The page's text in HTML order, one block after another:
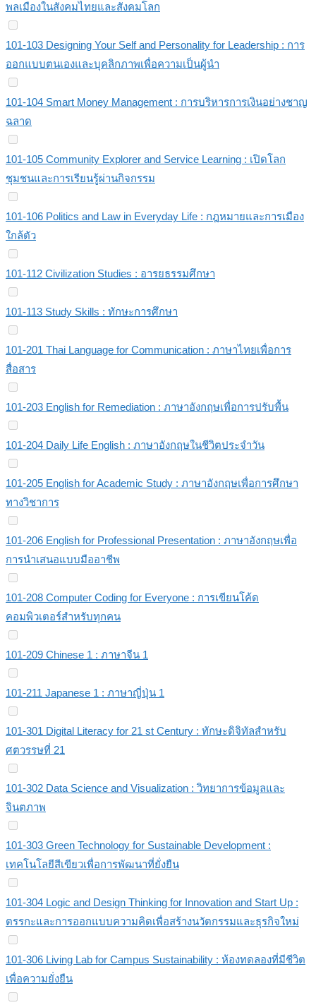
พลเมืองในสังคมไทยและสังคมโลก
101-103 Designing Your Self and Personality for Leadership : การ
ออกแบบตนเองและบุคลิกภาพเพื่อความเป็นผู้นำ
101-104 Smart Money Management : การบริหารการเงินอย่างชาญ
ฉลาด
101-105 Community Explorer and Service Learning : เปิดโลก
ชุมชนและการเรียนรู้ผ่านกิจกรรม
101-106 Politics and Law in Everyday Life : กฎหมายและการเมือง
ใกล้ตัว
101-112 Civilization Studies : อารยธรรมศึกษา
101-113 Study Skills : ทักษะการศึกษา
101-201 Thai Language for Communication : ภาษาไทยเพื่อการ
สื่อสาร
101-203 English for Remediation : ภาษาอังกฤษเพื่อการปรับพื้น
101-204 Daily Life English : ภาษาอังกฤษในชีวิตประจำวัน
101-205 English for Academic Study : ภาษาอังกฤษเพื่อการศึกษา
ทางวิชาการ
101-206 English for Professional Presentation : ภาษาอังกฤษเพื่อ
การนำเสนอแบบมืออาชีพ
101-208 Computer Coding for Everyone : การเขียนโค้ด
คอมพิวเตอร์สำหรับทุกคน
101-209 Chinese 1 : ภาษาจีน 1
101-211 Japanese 1 : ภาษาญี่ปุ่น 1
101-301 Digital Literacy for 21 st Century : ทักษะดิจิทัลสำหรับ
ศตวรรษที่ 21
101-302 Data Science and Visualization : วิทยาการข้อมูลและ
จินตภาพ
101-303 Green Technology for Sustainable Development :
เทคโนโลยีสีเขียวเพื่อการพัฒนาที่ยั่งยืน
101-304 Logic and Design Thinking for Innovation and Start Up :
ตรรกะและการออกแบบความคิดเพื่อสร้างนวัตกรรมและธุรกิจใหม่
101-306 Living Lab for Campus Sustainability : ห้องทดลองที่มีชีวิต
เพื่อความยั่งยืน